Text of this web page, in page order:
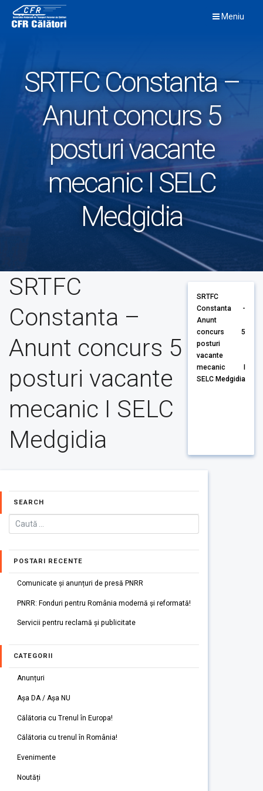
content
Meniu
SRTFC Constanta –
Anunt concurs 5
posturi vacante
mecanic I SELC
Medgidia
SRTFC
Constanta –
Anunt concurs 5
posturi vacante
mecanic I SELC
Medgidia
SRTFC
Constanta -
Anunt
concurs 5
posturi
vacante
mecanic I
SELC Medgidia
SEARCH
POSTARI RECENTE
Comunicate și anunțuri de presă PNRR
PNRR: Fonduri pentru România modernă și reformată!
Servicii pentru reclamă și publicitate
CATEGORII
Anunțuri
Așa DA / Așa NU
Călătoria cu Trenul în Europa!
Călătoria cu trenul în România!
Evenimente
Noutăți